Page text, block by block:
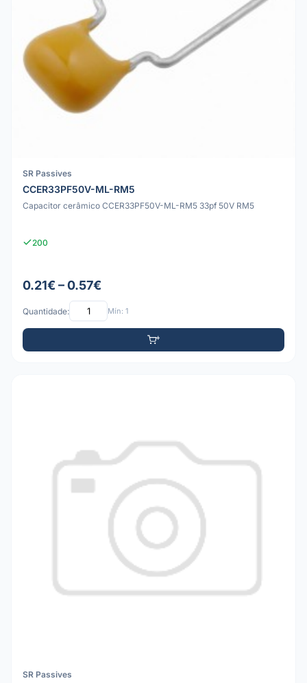
SR Passives
CCER33PF50V-ML-RM5
Capacitor cerâmico CCER33PF50V-ML-RM5 33pf 50V RM5
200
0.21€ – 0.57€
Quantidade: Mín: 1
SR Passives